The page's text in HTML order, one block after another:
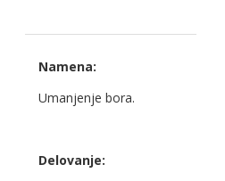
Namena:
Umanjenje bora.
Delovanje: